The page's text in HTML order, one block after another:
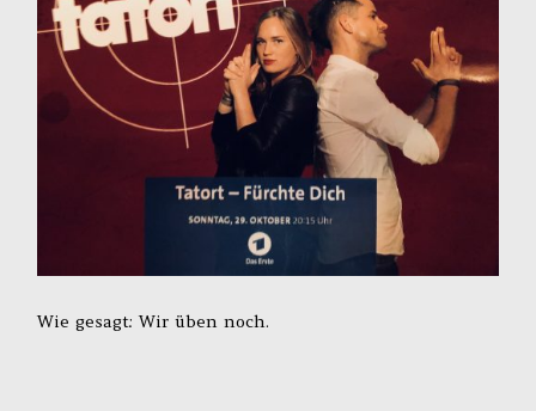
Wie gesagt: Wir üben noch.